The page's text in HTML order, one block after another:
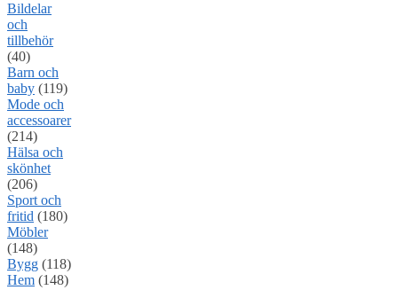
Bildelar
och
tillbehör
(40)
Barn och
baby (119)
Mode och
accessoarer
(214)
Hälsa och
skönhet
(206)
Sport och
fritid (180)
Möbler
(148)
Bygg (118)
Hem (148)